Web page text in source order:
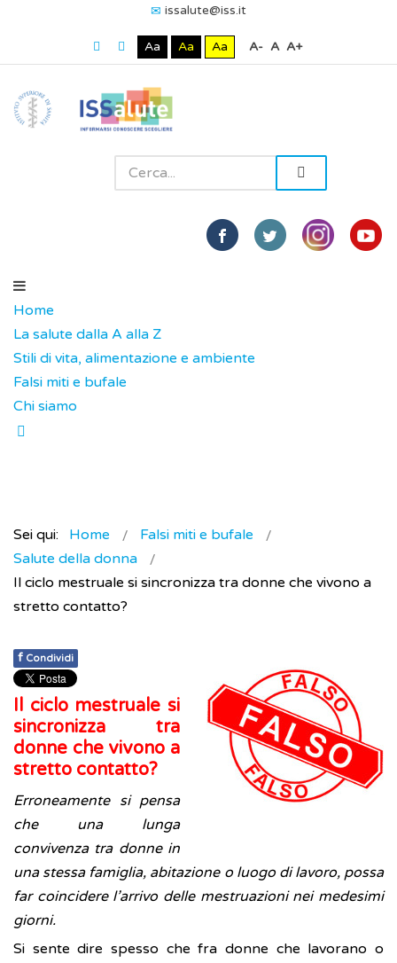
issalute@iss.it
Aa Aa Aa A- A A+
Home
La salute dalla A alla Z
Stili di vita, alimentazione e ambiente
Falsi miti e bufale
Chi siamo
Sei qui: Home
Falsi miti e bufale
Salute della donna
Il ciclo mestruale si sincronizza tra donne che vivono a
stretto contatto?
f Condividi
Il ciclo mestruale si
sincronizza tra
donne che vivono a
stretto contatto?
Erroneamente si pensa
che una lunga
convivenza tra donne in
una stessa famiglia, abitazione o luogo di lavoro, possa
far coincidere l’arrivo delle mestruazioni nei medesimi
giorni.
Si sente dire spesso che fra donne che lavorano o